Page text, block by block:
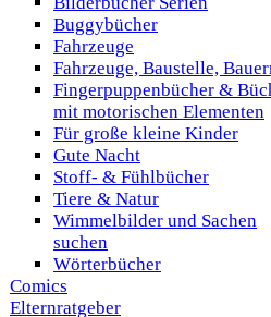
Buggybücher
Fahrzeuge
Fahrzeuge, Baustelle,
Fingerpuppenbücher &
mit motorischen Elementen
Für große kleine Kinder
Gute Nacht
Stoff- & Fühlbücher
Tiere & Natur
Wimmelbilder und Sachen
suchen
Wörterbücher
Comics
Elternratgeber